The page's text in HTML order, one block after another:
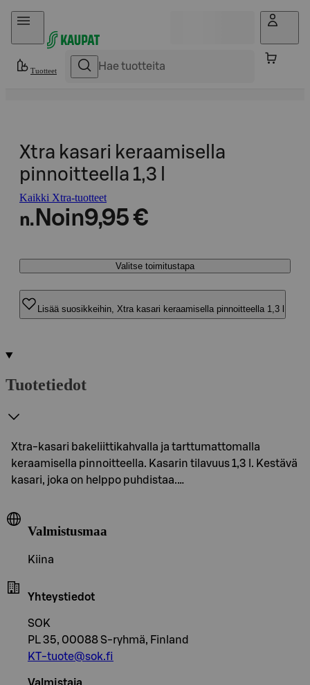
Hyppää sisältöön
Tuotteet
Xtra kasari keraamisella
pinnoitteella 1,3 l
Kaikki Xtra-tuotteet
n. Noin9,95 €
Valitse toimitustapa
Lisää suosikkeihin, Xtra kasari keraamisella pinnoitteella 1,3 l
Tuotetiedot
Xtra-kasari bakeliittikahvalla ja tarttumattomalla
keraamisella pinnoitteella. Kasarin tilavuus 1,3 l. Kestävä
kasari, joka on helppo puhdistaa.…
Valmistusmaa
Kiina
Yhteystiedot
SOK
PL 35, 00088 S-ryhmä, Finland
KT-tuote@sok.fi